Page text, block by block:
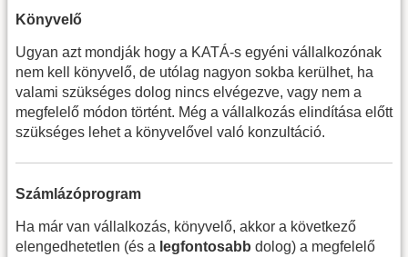
Könyvelő
Ugyan azt mondják hogy a KATÁ-s egyéni vállalkozónak
nem kell könyvelő, de utólag nagyon sokba kerülhet, ha
valami szükséges dolog nincs elvégezve, vagy nem a
megfelelő módon történt. Még a vállalkozás elindítása előtt
szükséges lehet a könyvelővel való konzultáció.
Számlázóprogram
Ha már van vállalkozás, könyvelő, akkor a következő
elengedhetetlen (és a legfontosabb dolog) a megfelelő